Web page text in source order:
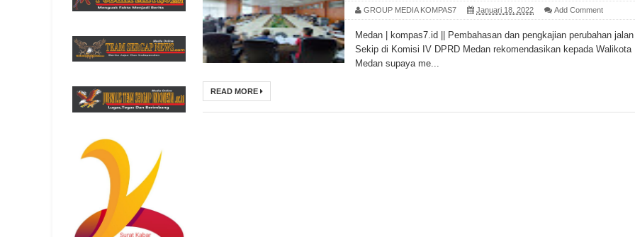
GROUP MEDIA KOMPAS7 Januari 18, 2022 Add Comment
Medan | kompas7.id || Pembahasan dan pengkajian perubahan jalan
Sekip di Komisi IV DPRD Medan rekomendasikan kepada Walikota
Medan supaya me...
READ MORE